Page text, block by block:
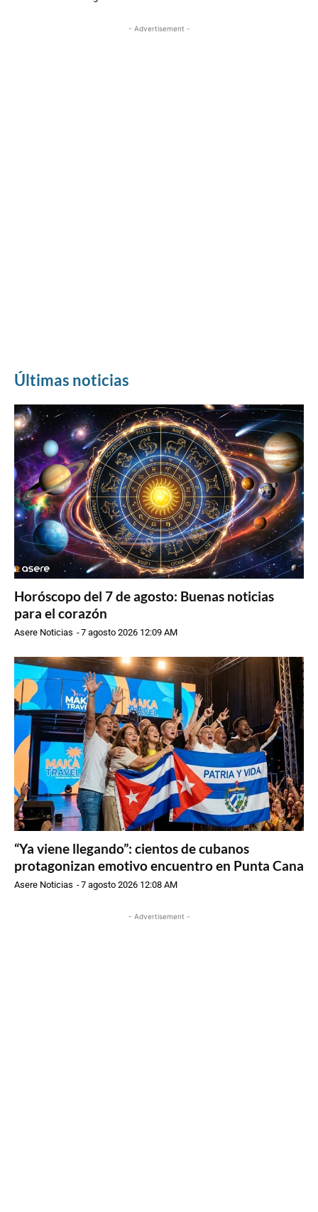
- Advertisement -
Últimas noticias
Horóscopo del 7 de agosto: Buenas noticias
para el corazón
Asere Noticias -7 agosto 2026 12:09 AM
“Ya viene llegando”: cientos de cubanos
protagonizan emotivo encuentro en Punta Cana
Asere Noticias -7 agosto 2026 12:08 AM
- Advertisement -